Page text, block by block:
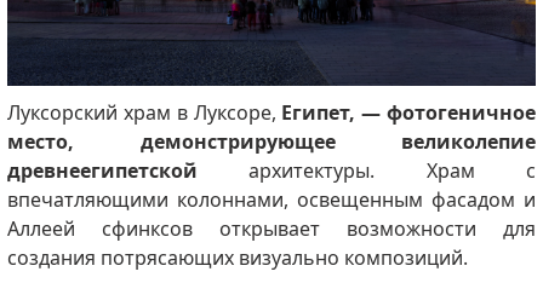
Луксорский храм в Луксоре, Египет, — фотогеничное
место, демонстрирующее великолепие
древнеегипетской архитектуры. Храм с
впечатляющими колоннами, освещенным фасадом и
Аллеей сфинксов открывает возможности для
создания потрясающих визуально композиций.